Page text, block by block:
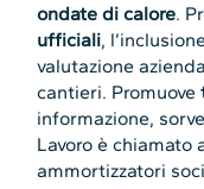
ondate di calore.
ufficiali,
valutazione
cantieri. Promuove
informazione,
Lavoro è chiamato
ammortizzatori